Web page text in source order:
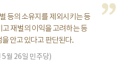
등의 소유지를 제외시키는 등
재벌의 이익을 고려하는 등
문제점을 안고 있다고 판단된다.
”
월 26일 민주당)